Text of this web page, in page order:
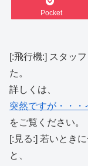
Pocket
[:飛行機:] スタッ
た。
詳しくは、
突然ですが・・・
をご覧ください。
[:見る:] 若いとき
と、